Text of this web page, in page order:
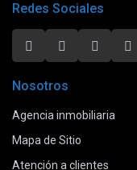
Redes Sociales
Nosotros
Agencia inmobiliaria
Mapa de Sitio
Atención a clientes